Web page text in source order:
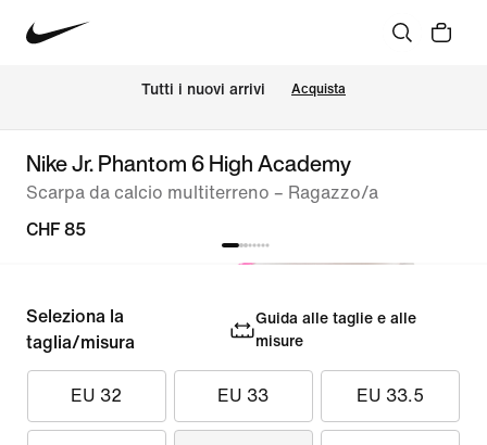
Tutti i nuovi arrivi Acquista
Nike Jr. Phantom 6 High Academy
Scarpa da calcio multiterreno – Ragazzo/a
CHF 85
Seleziona la
taglia/misura
Guida alle taglie e alle
misure
EU 32 EU 33 EU 33.5